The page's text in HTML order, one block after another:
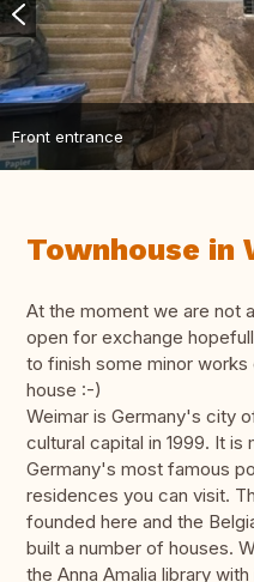
Front entrance
Townhouse in
At the moment we are not
open for exchange
to finish some minor
house :-)
Weimar is Germany's city
cultural capital in 1999. It
Germany's most famous
residences you can visit.
founded here and the
built a number of houses.
the Anna Amalia library